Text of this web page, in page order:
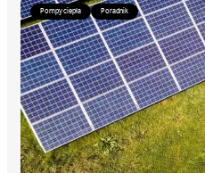
Pompy ciepła Poradnik